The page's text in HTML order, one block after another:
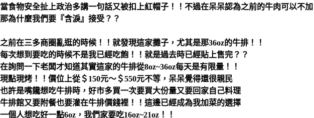
當食物安全扯上政治多講一句話又被扣上紅帽子！！不過在呆呆認為之前的牛肉可以不加
那為什麼我們要『含淚』接受？？
之前在三多商圈亂逛的時候！！就發現這家攤子，尤其是那36oz的牛排！！
每次想到要吃的時候不是我已經吃飽！！就是過去時已經貼上售完？？
在詢問一下老闆才知道其實這家的牛排從8oz~36oz每天是有限量！！
現點現烤！！價位上從＄150元～＄550元不等，呆呆覺得還很親民
也許是嘴饞想吃牛排時，好市多買一次要買大份量又要回家自己料理
牛排館又要附餐也要灌在牛排價錢裡！！這邊已經成為我加菜的選擇
一個人想吃好一點6oz，我們家要吃16oz~21oz！！